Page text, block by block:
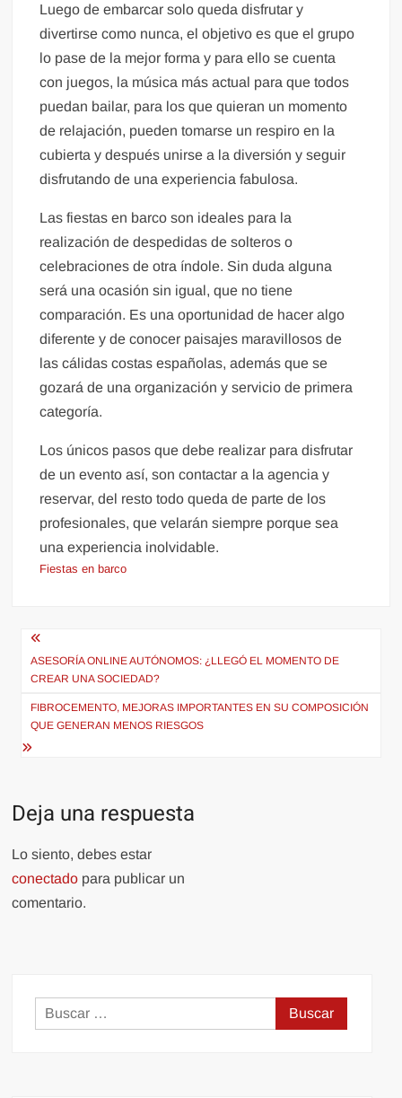
Luego de embarcar solo queda disfrutar y
divertirse como nunca, el objetivo es que el grupo
lo pase de la mejor forma y para ello se cuenta
con juegos, la música más actual para que todos
puedan bailar, para los que quieran un momento
de relajación, pueden tomarse un respiro en la
cubierta y después unirse a la diversión y seguir
disfrutando de una experiencia fabulosa.
Las fiestas en barco son ideales para la
realización de despedidas de solteros o
celebraciones de otra índole. Sin duda alguna
será una ocasión sin igual, que no tiene
comparación. Es una oportunidad de hacer algo
diferente y de conocer paisajes maravillosos de
las cálidas costas españolas, además que se
gozará de una organización y servicio de primera
categoría.
Los únicos pasos que debe realizar para disfrutar
de un evento así, son contactar a la agencia y
reservar, del resto todo queda de parte de los
profesionales, que velarán siempre porque sea
una experiencia inolvidable.
Fiestas en barco
Navegación
de
entradas
ASESORÍA ONLINE AUTÓNOMOS: ¿LLEGÓ EL MOMENTO DE
CREAR UNA SOCIEDAD?
FIBROCEMENTO, MEJORAS IMPORTANTES EN SU COMPOSICIÓN
QUE GENERAN MENOS RIESGOS
Deja una respuesta
Lo siento, debes estar
conectado para publicar un
comentario.
Buscar: